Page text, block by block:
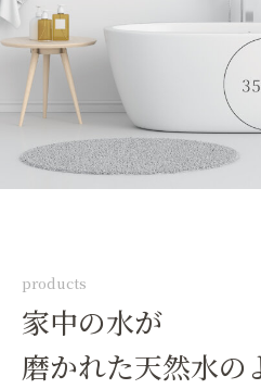
products
家中の水が
磨かれた天然水の